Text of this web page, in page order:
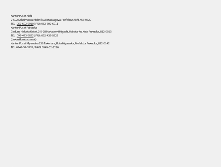
Kantor Pusat Aichi
2-502 Sakaimatsu, Midori-ku, Kota Nagoya, Prefektur Aichi, 458-0820
TEL :052-602-6910/ FAX : 052-602-6911
Kantor Pusat Fukuoka
Gedung Hakata Kaisei, 2-5-28 Hakataeki Higashi, Hakata-ku, Kota Fukuoka, 812-0013
TEL :092-433-5822/ FAX : 092-433-5823
(Lokasi kantor pusat)
Kantor Pusat Miyawaka 236 Takehara, Kota Miyawaka, Prefektur Fukuoka, 822-0142
TEL:0949-52-3232/ FAKS: 0949-52-3290